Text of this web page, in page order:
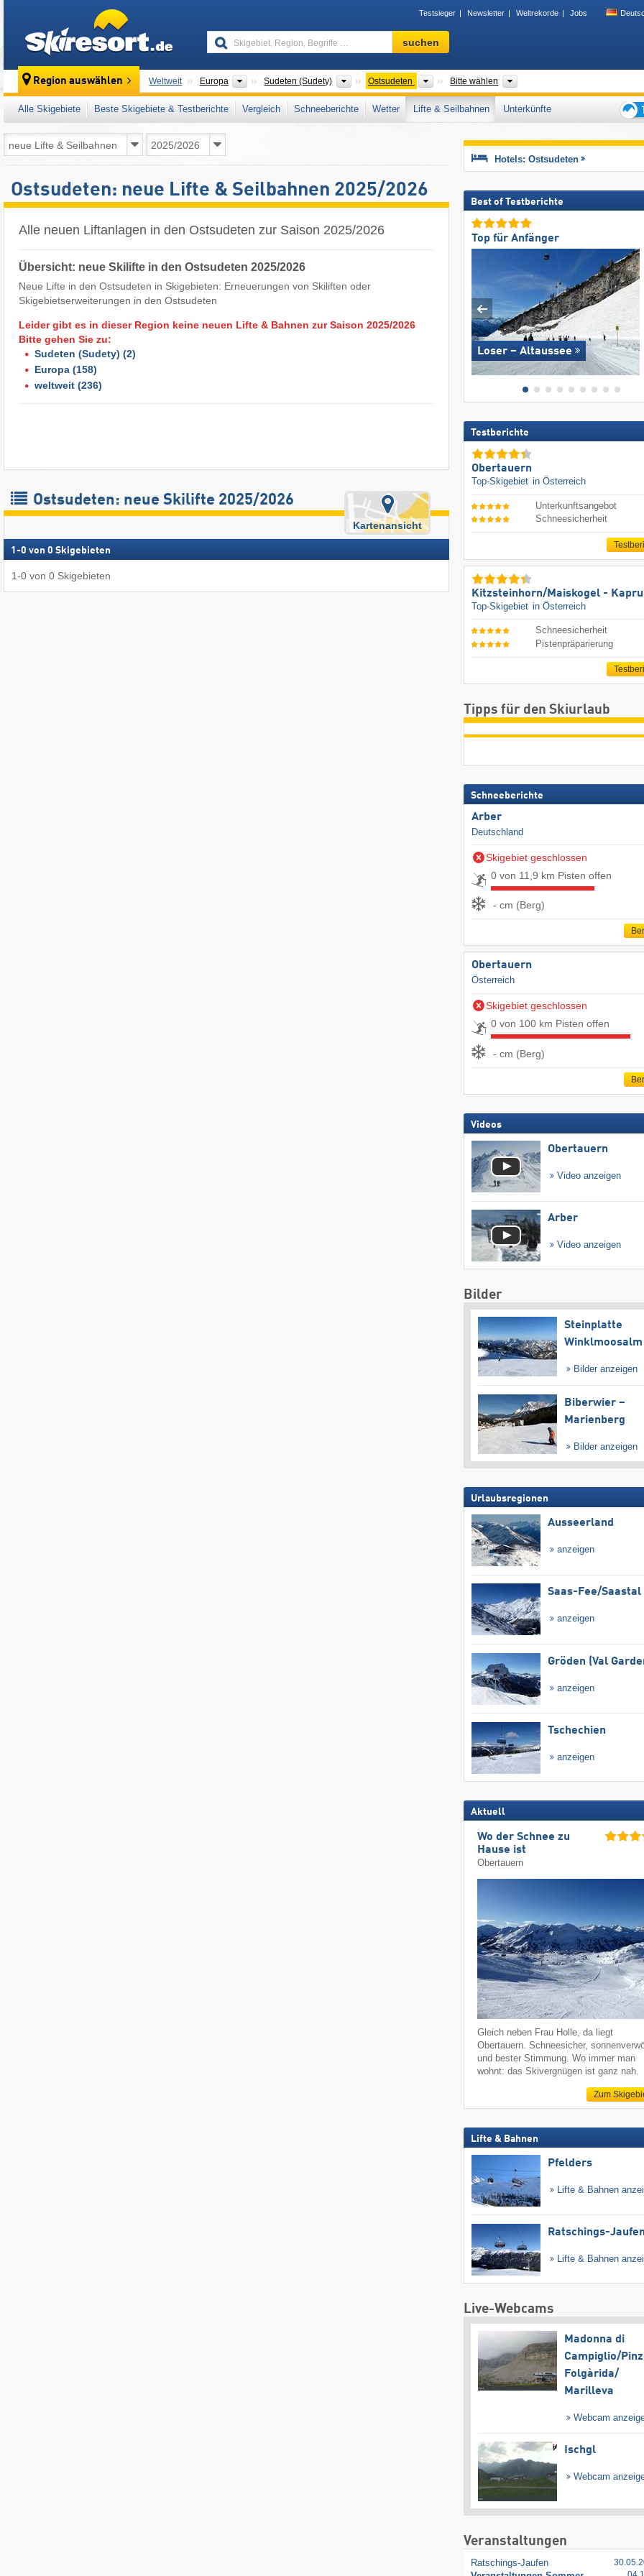
Testsieger Newsletter Weltrekorde Jobs
Skigebiet,
Region,
…
suchen
Region auswählen Weltweit Europa Kontinente
Sudeten (Sudety) Gebirgszüge
Ostsudeten Übergeordnete Gebirge
Bitte wählen
Alle Skigebiete Beste Skigebiete & Testberichte Vergleich Schneeberichte Wetter Lifte & Seilbahnen
Unterkünfte
für
Ostsudeten: neue Lifte & Seilbahnen 2025/2026
Alle neuen Liftanlagen in den Ostsudeten zur Saison 2025/2026
Übersicht: neue Skilifte in den Ostsudeten 2025/2026
Neue Lifte in den Ostsudeten in Skigebieten: Erneuerungen von Skiliften oder
Skigebietserweiterungen in den Ostsudeten
Leider gibt es in dieser Region keine neuen Lifte & Bahnen zur Saison 2025/2026
Bitte gehen Sie zu:
Sudeten (Sudety) (2)
Europa (158)
weltweit (236)
Ostsudeten: neue Skilifte 2025/2026
Kartenansicht
1 -0 von 0 Skigebieten
1-0 von 0 Skigebieten
Hotels: Ostsudeten
Best of Testberichte
Top für Anfänger
Loser – Altaussee
Testberichte
Obertauern
Top-Skigebiet in Österreich
Unterkunftsangebot
Schneesicherheit
Kitzsteinhorn/​Maiskogel -
Top-Skigebiet in Österreich
Schneesicherheit
Pistenpräparierung
Tipps für den Skiurlaub
Schneeberichte
Arber
Deutschland
Skigebiet geschlossen
0 von 11,9 km Pisten offen
- cm (Berg)
Obertauern
Österreich
Skigebiet geschlossen
0 von 100 km Pisten offen
- cm (Berg)
Videos
Obertauern
Video anzeigen
Arber
Video anzeigen
Bilder
Steinplatte
Winklmoosalm
Bilder anzeigen
Biberwier –
Marienberg
Bilder anzeigen
Urlaubsregionen
Ausseerland
anzeigen
Saas-Fee/​Saastal
anzeigen
Gröden (Val
anzeigen
Tschechien
anzeigen
Aktuell
Wo der Schnee zu
Hause ist
Obertauern
Gleich neben Frau Holle, da liegt
Obertauern. Schneesicher,
und bester Stimmung. Wo immer man
wohnt: das Skivergnügen ist ganz nah.
Zum
Lifte & Bahnen
Pfelders
Lifte & Bahnen
Ratschings-
Lifte & Bahnen
Live-Webcams
Madonna di
Campiglio/​
Folgàrida/​
Marilleva
Webcam
Ischgl
Webcam
Veranstaltungen
Ratschings-Jaufen